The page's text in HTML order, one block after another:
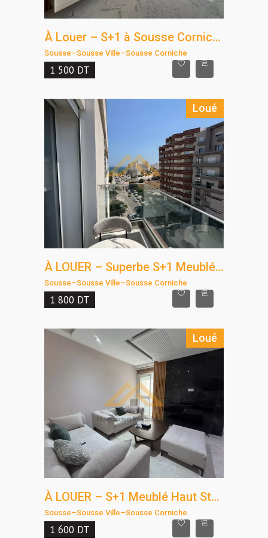
À Louer – S+1 à Sousse Corniche avec Vue Mer
Sousse–Sousse Ville–Sousse Corniche
1 500 DT
Loué
À LOUER – Superbe S+1 Meublé Haut Standing à Sousse Corniche
Sousse–Sousse Ville–Sousse Corniche
1 800 DT
Loué
À LOUER – S+1 Meublé Haut Standing à Sousse Corniche, à deux pas de la mer
Sousse–Sousse Ville–Sousse Corniche
1 600 DT